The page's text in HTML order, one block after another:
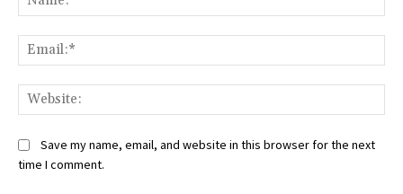
Save my name, email, and website in this browser for the next
time I comment.